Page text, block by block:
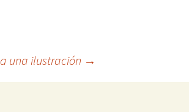
una ilustración →